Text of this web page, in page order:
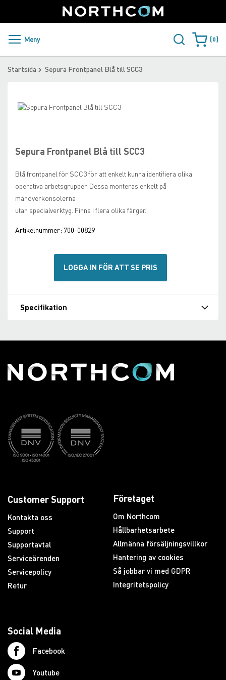
to
Content
Sweden
PRODUKTER OCH LÖSNINGAR
ÅTERFÖRSÄLJARE
Meny Varukorgen
0
Startsida Sepura Frontpanel Blå till SCC3
Sepura Frontpanel Blå till SCC3
Blå frontpanel för SCC3 för att enkelt kunna identifiera olika
operativa arbetsgrupper. Dessa monteras enkelt på
manöverkonsolerna
utan specialverktyg. Finns i flera olika färger.
Artikelnummer: 700-00829
LOGGA IN FÖR ATT SE PRIS
Skip
of
the
gallery
beginning
of
images
gallery
Specifikation
Customer Support
Kontakta oss
Support
Supportavtal
Serviceärenden
Servicepolicy
Retur
Företaget
Om Northcom
Hållbarhetsarbete
Allmänna försäljningsvillkor
Hantering av cookies
Så jobbar vi med GDPR
Integritetspolicy
Social Media
Facebook
Youtube